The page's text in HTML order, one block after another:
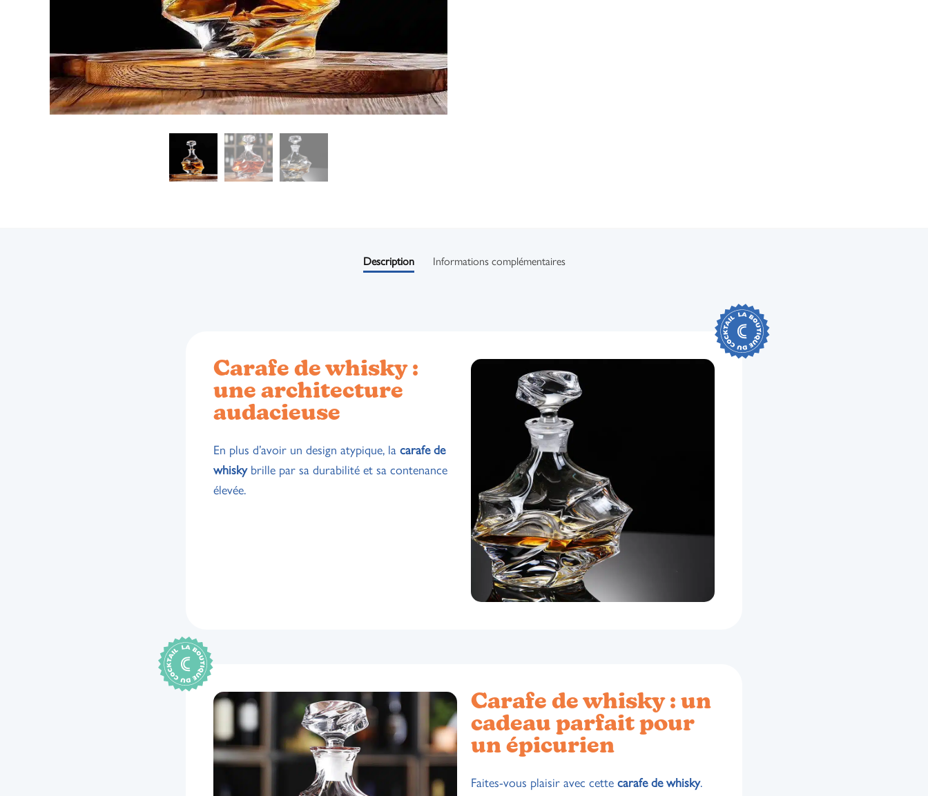
Description Informations complémentaires
Carafe de whisky :
une architecture
audacieuse
En plus d’avoir un design atypique, lacarafe de
whiskybrille par sa durabilité et sa contenance
élevée.
Carafe de whisky : un
cadeau parfait pour
un épicurien
Faites-vous plaisir avec cette carafe de whisky.